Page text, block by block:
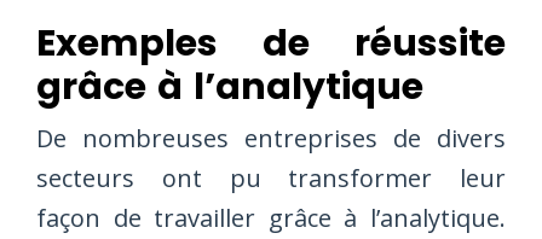
Exemples de réussite
grâce à l’analytique
De nombreuses entreprises de divers
secteurs ont pu transformer leur
façon de travailler grâce à l’analytique.